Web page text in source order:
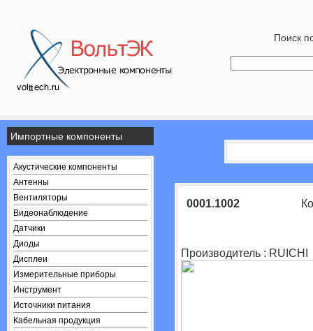
Поиск
Импортные компоненты
Акустические компоненты
Антенны
Вентиляторы
Видеонаблюдение
Датчики
Диоды
Дисплеи
Измерительные приборы
Инструмент
Источники питания
Кабельная продукция
0001.1002
Производитель : RUICHI